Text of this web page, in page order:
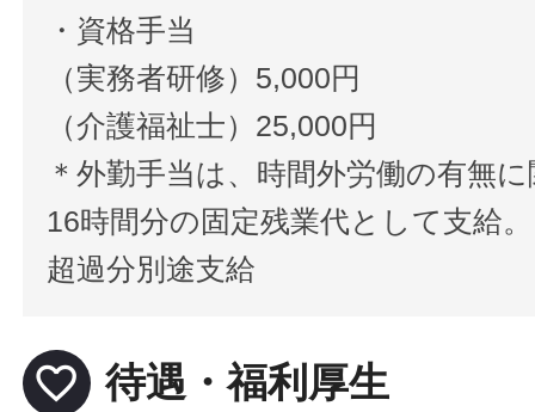
・資格手当
（実務者研修）5,000円
（介護福祉士）25,000円
＊外勤手当は、時間外労働の有無
16時間分の固定残業代として支給。
超過分別途支給
favorite_border 待遇・福利厚生